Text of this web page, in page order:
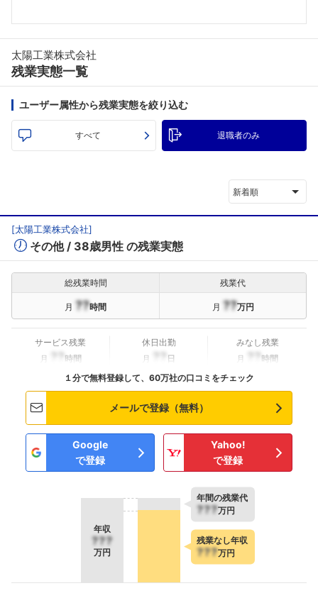
太陽工業株式会社
残業実態一覧
ユーザー属性から残業実態を絞り込む
すべて 退職者のみ
新着順
[太陽工業株式会社]
その他 38歳男性 の残業実態
総残業時間 残業代
月 ??時間 月 ??万円
サービス残業
月
?? 時間
休日出勤
月
?? 日
みなし残業
月
?? 時間
１分で無料登録して、60万社の口コミをチェック
メールで登録（無料）
Google
で登録
Yahoo!
で登録
年収
???
万円
年間の残業代
???万円
残業なし年収
???万円